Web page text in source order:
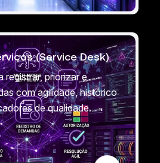
(Service Desk)
registrar, priorizar e
com agilidade, histórico
de qualidade.